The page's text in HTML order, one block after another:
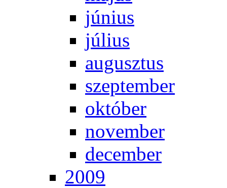
jú­ni­us
jú­li­us
au­gusz­tus
szep­tem­ber
ok­tó­ber
no­vem­ber
de­cem­ber
2009